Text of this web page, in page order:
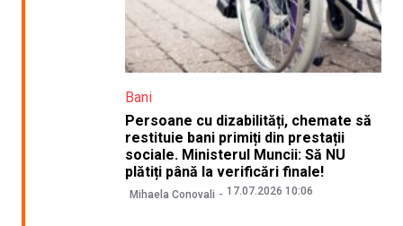
Bani
Persoane cu dizabilități, chemate să
restituie bani primiți din prestații
sociale. Ministerul Muncii: Să NU
plătiți până la verificări finale!
Mihaela Conovali 17.07.2026 10:06